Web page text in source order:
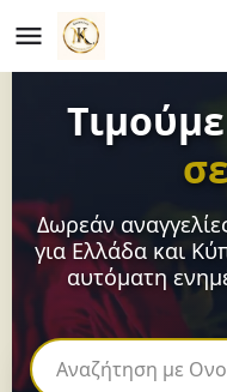
Δωρεάν
για Ελλάδα και
αυτόματη